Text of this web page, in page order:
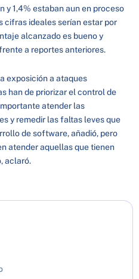
y 1,4% estaban aun en proceso
cifras ideales serían estar por
alcanzado es bueno y
a reportes anteriores.
exposición a ataques
han de priorizar el control de
atender las
y remedir las faltas leves que
de software, añadió, pero
atender aquellas que tienen
aclaró.